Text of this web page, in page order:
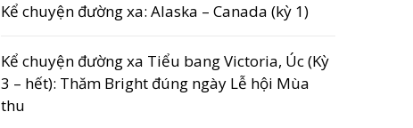
Kể chuyện đường xa: Alaska – Canada (kỳ 1)
Kể chuyện đường xa Tiểu bang Victoria, Úc (Kỳ
3 – hết): Thăm Bright đúng ngày Lễ hội Mùa
thu